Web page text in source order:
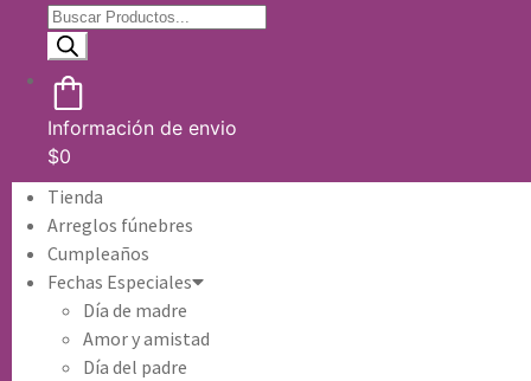
Información de envio
$0
Tienda
Arreglos fúnebres
Cumpleaños
Fechas Especiales
Día de madre
Amor y amistad
Día del padre